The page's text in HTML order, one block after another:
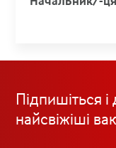
Підпишіться
найсвіжіші